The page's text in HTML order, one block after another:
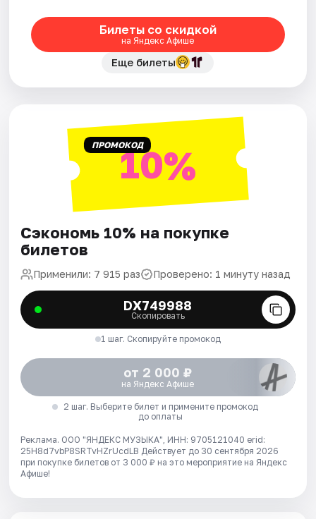
Билеты со скидкой
на Яндекс Афише
Еще билеты
ПРОМОКОД10%
Сэкономь 10% на покупке
билетов
Применили: 7 915 раз Проверено: 1 минуту назад
DX749988
Скопировать
1 шаг. Скопируйте промокод
от 2 000 ₽
на Яндекс Афише
2 шаг. Выберите билет и примените промокод
до оплаты
Реклама. ООО "ЯНДЕКС МУЗЫКА", ИНН: 9705121040 erid:
25H8d7vbP8SRTvHZrUcdLB Действует до 30 сентября 2026
при покупке билетов от 3 000 ₽ на это мероприятие на Яндекс
Афише!